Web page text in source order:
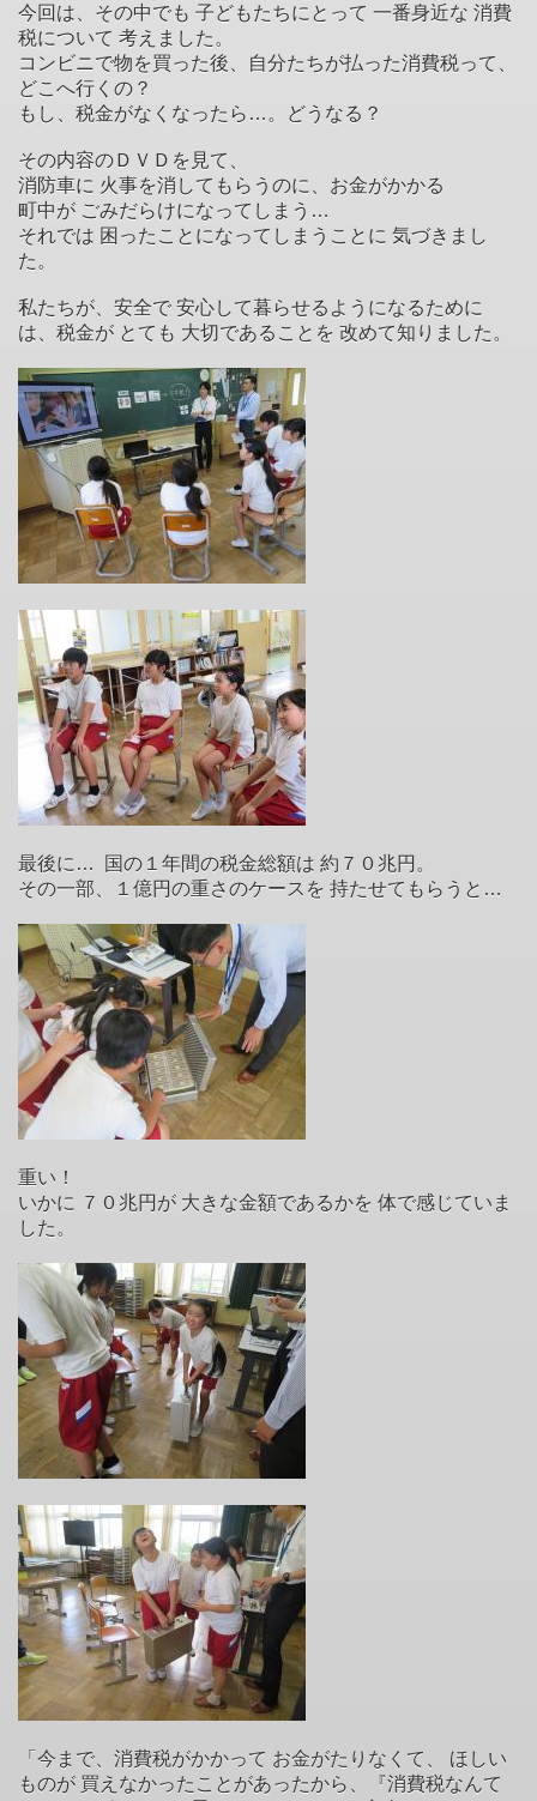
今回は、その中でも 子どもたちにとって 一番身近な 消費
税について 考えました。
コンビニで物を買った後、自分たちが払った消費税って、
どこへ行くの？
もし、税金がなくなったら…。どうなる？
その内容のＤＶＤを見て、
消防車に 火事を消してもらうのに、お金がかかる
町中が ごみだらけになってしまう…
それでは 困ったことになってしまうことに 気づきまし
た。
私たちが、安全で 安心して暮らせるようになるために
は、税金が とても 大切であることを 改めて知りました。
最後に… 国の１年間の税金総額は 約７０兆円。
その一部、１億円の重さのケースを 持たせてもらうと…
重い！
いかに ７０兆円が 大きな金額であるかを 体で感じていま
した。
「今まで、消費税がかかって お金がたりなくて、 ほしい
ものが 買えなかったことがあったから、『消費税なんて